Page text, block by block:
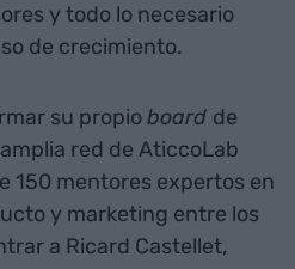
y todo lo necesario
de crecimiento.
su propioboard de
red de AticcoLab
150 mentores expertos en
y marketing entre los
a Ricard Castellet,